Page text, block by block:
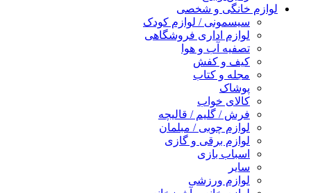
لوازم خانگی و شخصی
سیسمونی / لوازم کودک
لوازم اداری فروشگاهی
تصفیه آب و هوا
کیف و کفش
مجله و کتاب
پوشاک
کالای خواب
فرش / گلیم / قالیچه
لوازم چوبی / مبلمان
لوازم برقی و گازی
اسباب بازی
سایر
لوازم ورزشی